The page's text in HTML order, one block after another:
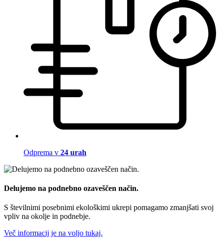
Odprema v 24 urah
Delujemo na podnebno ozaveščen način.
S številnimi posebnimi ekološkimi ukrepi pomagamo zmanjšati svoj
vpliv na okolje in podnebje.
Več informacij je na voljo tukaj.